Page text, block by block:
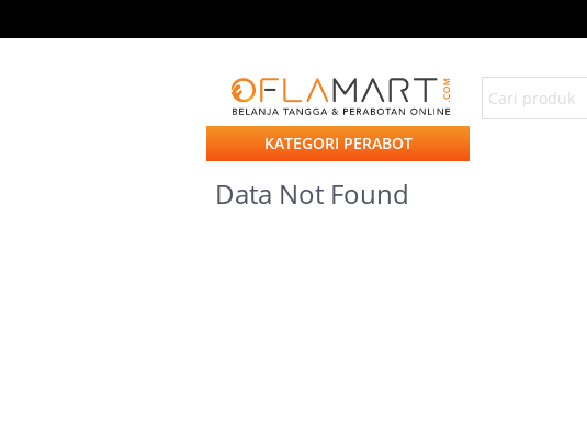
KATEGORI PERABOT
Data Not Found